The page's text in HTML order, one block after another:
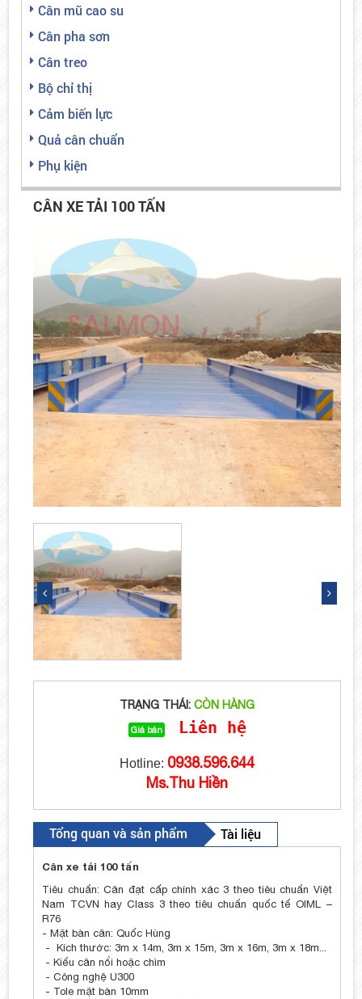
Cân mũ cao su
Cân pha sơn
Cân treo
Bộ chỉ thị
Cảm biến lực
Quả cân chuẩn
Phụ kiện
CÂN XE TẢI 100 TẤN
TRẠNG THÁI: CÒN HÀNG
Giá bán Liên hệ
Hotline: 0938.596.644
Ms.Thu Hiền
Tổng quan và sản phẩm Tài liệu
Cân xe tải 100 tấn
Tiêu chuẩn: Cân đạt cấp chính xác 3 theo tiêu chuẩn Việt
Nam TCVN hay Class 3 theo tiêu chuẩn quốc tế OIML –
R76
- Mặt bàn cân: Quốc Hùng
- Kích thước: 3m x 14m, 3m x 15m, 3m x 16m, 3m x 18m...
- Kiểu cân nổi hoặc chìm
- Công nghệ U300
- Tole mặt bàn 10mm